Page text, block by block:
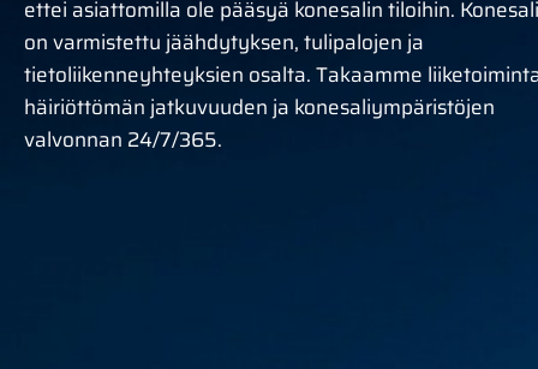
ettei asiattomilla ole pääsyä konesalin tiloihin. Konesali
on varmistettu jäähdytyksen, tulipalojen ja
tietoliikenneyhteyksien osalta. Takaamme
häiriöttömän jatkuvuuden ja konesaliympäristöjen
valvonnan 24/7/365.